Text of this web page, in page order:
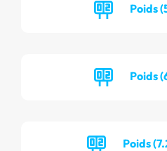
Poids
Poids
Poids